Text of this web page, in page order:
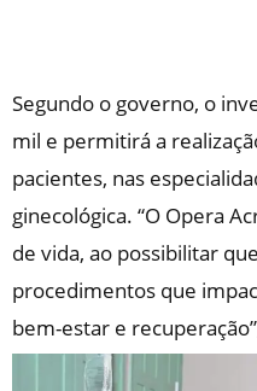
Segundo o governo, o
mil e permitirá a
pacientes, nas
ginecológica. “O Opera
de vida, ao possibilitar
procedimentos que
bem-estar e